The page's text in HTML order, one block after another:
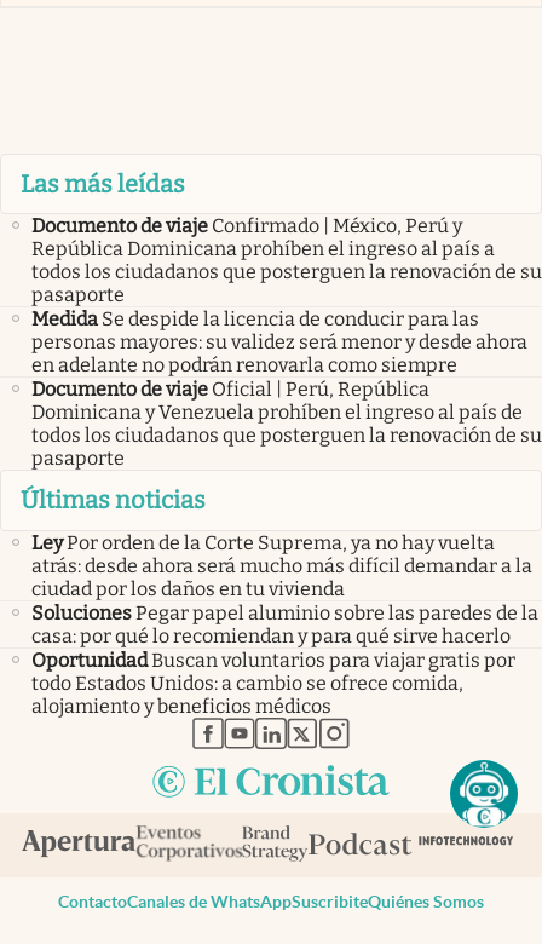
Las más leídas
Documento de viaje Confirmado | México, Perú y
República Dominicana prohíben el ingreso al país a
todos los ciudadanos que posterguen la renovación de su
pasaporte
Medida Se despide la licencia de conducir para las
personas mayores: su validez será menor y desde ahora
en adelante no podrán renovarla como siempre
Documento de viaje Oficial | Perú, República
Dominicana y Venezuela prohíben el ingreso al país de
todos los ciudadanos que posterguen la renovación de su
pasaporte
Últimas noticias
LeyPor orden de la Corte Suprema, ya no hay vuelta
atrás: desde ahora será mucho más difícil demandar a la
ciudad por los daños en tu vivienda
SolucionesPegar papel aluminio sobre las paredes de la
casa: por qué lo recomiendan y para qué sirve hacerlo
OportunidadBuscan voluntarios para viajar gratis por
todo Estados Unidos: a cambio se ofrece comida,
alojamiento y beneficios médicos
abre en nueva pestaña
abre en nueva pestaña
abre en nueva pestaña
abre en nueva pestaña
abre en nueva pestaña
ContactoCanales de WhatsAppSuscribiteQuiénes Somos